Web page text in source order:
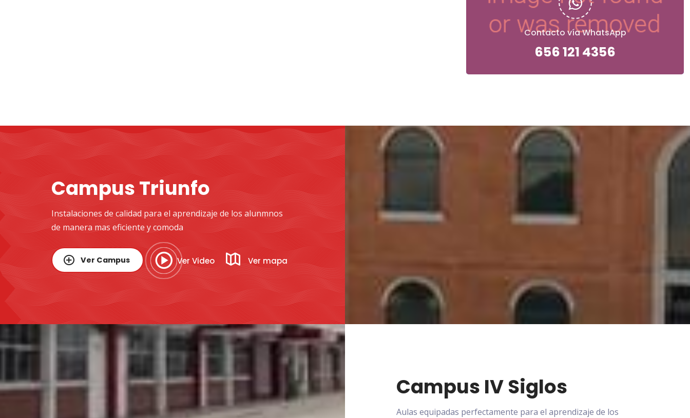
Contacto vía WhatsApp
656 121 4356
Campus Triunfo
Instalaciones de calidad para el aprendizaje de los alunmnos
de manera mas eficiente y comoda
Ver Campus Ver Video Ver mapa
Campus IV Siglos
Aulas equipadas perfectamente para el aprendizaje de los